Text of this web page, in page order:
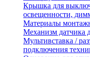
Крышка для
освещенности,
Материалы
Механизм датчика
Мультивставка /
подключения